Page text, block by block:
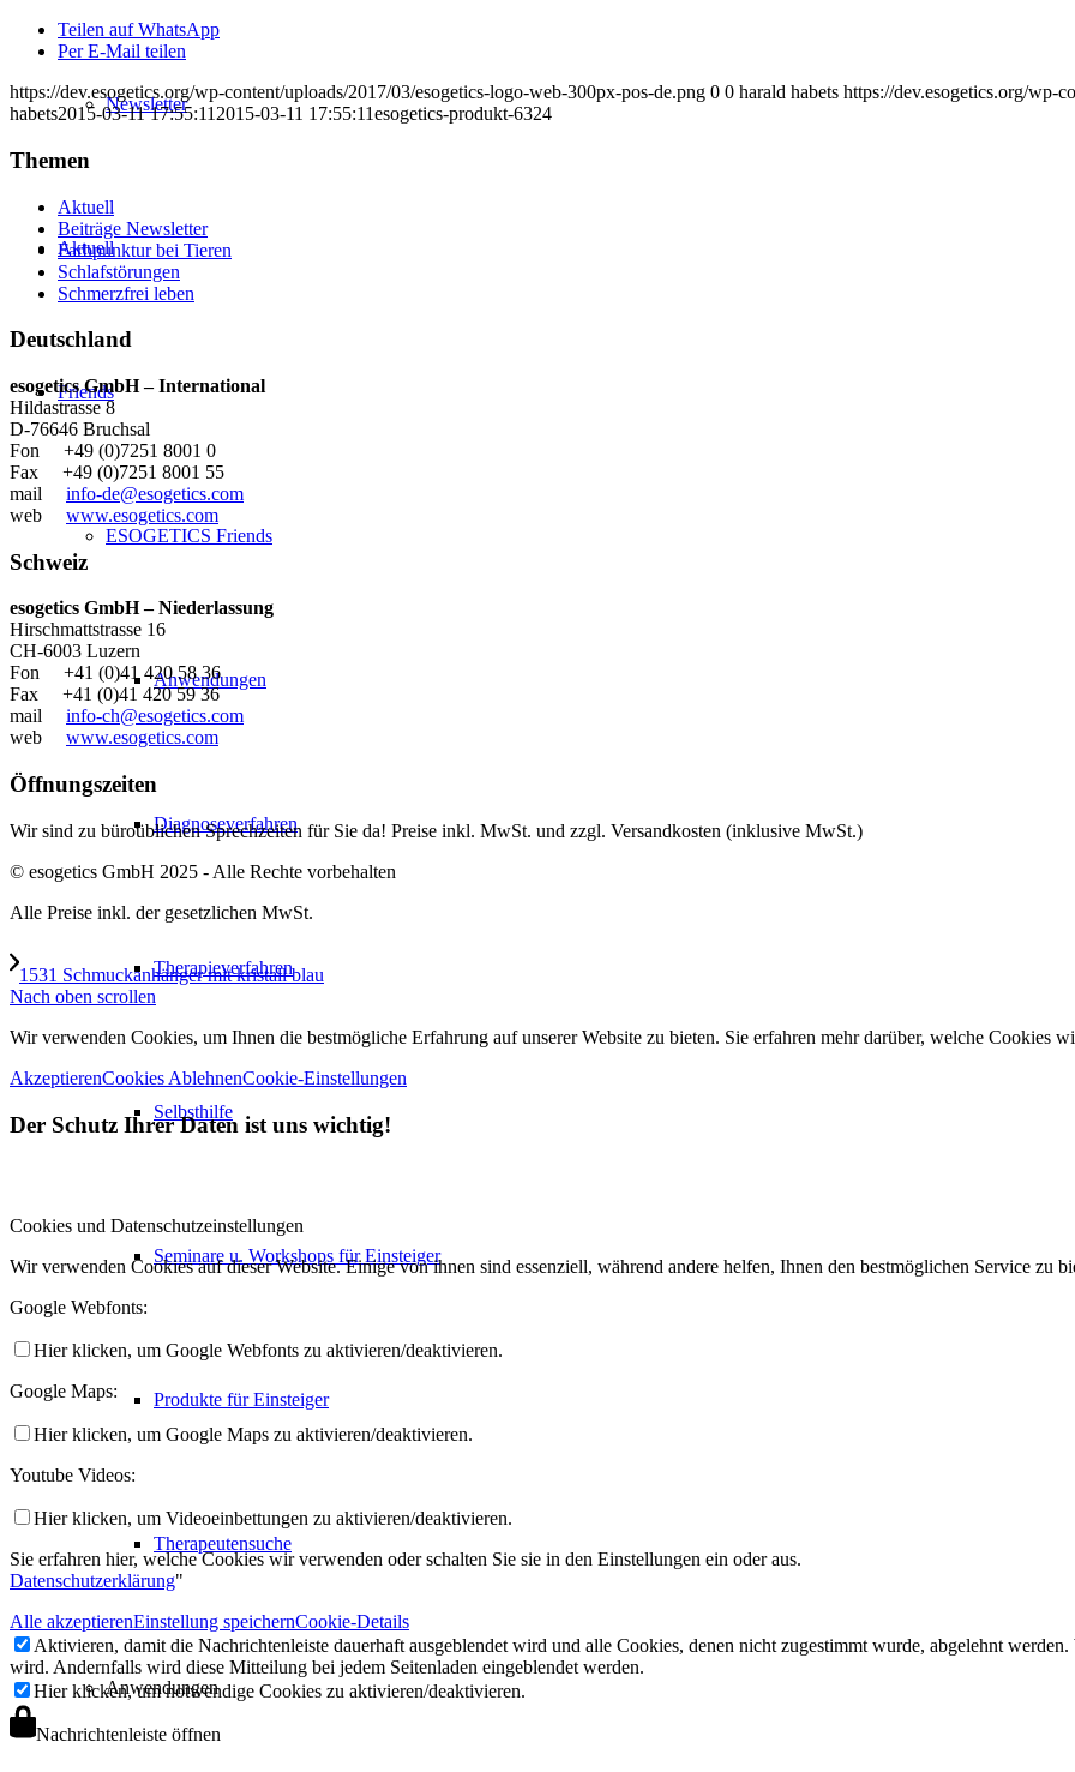
Newsletter
Aktuell
Friends
ESOGETICS Friends
Anwendungen
Diagnoseverfahren
Therapieverfahren
Selbsthilfe
Seminare u. Workshops für Einsteiger
Produkte für Einsteiger
Therapeutensuche
Anwendungen
Teilen auf WhatsApp
Per E-Mail teilen
https://dev.esogetics.org/wp-content/uploads/2017/03/esogetics-logo-web-300px-pos-de.png 0 0 harald habets https://dev.esogetics.org/wp-
habets2015-03-11 17:55:11 2015-03-11 17:55:11esogetics-produkt-6324
Themen
Aktuell
Beiträge Newsletter
Farbpunktur bei Tieren
Schlafstörungen
Schmerzfrei leben
Deutschland
esogetics GmbH – International
Hildastrasse 8
D-76646 Bruchsal
Fon +49 (0)7251 8001 0
Fax +49 (0)7251 8001 55
mail info-de@esogetics.com
web www.esogetics.com
Schweiz
esogetics GmbH – Niederlassung
Hirschmattstrasse 16
CH-6003 Luzern
Fon +41 (0)41 420 58 36
Fax +41 (0)41 420 59 36
mail info-ch@esogetics.com
web www.esogetics.com
Öffnungszeiten
Wir sind zu büroüblichen Sprechzeiten für Sie da! Preise inkl. MwSt. und zzgl. Versandkosten (inklusive MwSt.)
© esogetics GmbH 2025 - Alle Rechte vorbehalten
Alle Preise inkl. der gesetzlichen MwSt.
1531 Schmuckanhänger mit kristall blau
Nach oben scrollen
Wir verwenden Cookies, um Ihnen die bestmögliche Erfahrung auf unserer Website zu bieten. Sie erfahren mehr darüber, welche Cookies
AkzeptierenCookies AblehnenCookie-Einstellungen
Der Schutz Ihrer Daten ist uns wichtig!
Cookies und Datenschutzeinstellungen
Wir verwenden Cookies auf dieser Website. Einige von ihnen sind essenziell, während andere helfen, Ihnen den bestmöglichen Service zu
Google Webfonts:
Hier klicken, um Google Webfonts zu aktivieren/deaktivieren.
Google Maps:
Hier klicken, um Google Maps zu aktivieren/deaktivieren.
Youtube Videos:
Hier klicken, um Videoeinbettungen zu aktivieren/deaktivieren.
Sie erfahren hier, welche Cookies wir verwenden oder schalten Sie sie in den Einstellungen ein oder aus.
Datenschutzerklärung"
Alle akzeptierenEinstellung speichernCookie-Details
Aktivieren, damit die Nachrichtenleiste dauerhaft ausgeblendet wird und alle Cookies, denen nicht zugestimmt wurde, abgelehnt
wird. Andernfalls wird diese Mitteilung bei jedem Seitenladen eingeblendet werden.
Hier klicken, um notwendige Cookies zu aktivieren/deaktivieren.
Nachrichtenleiste öffnen